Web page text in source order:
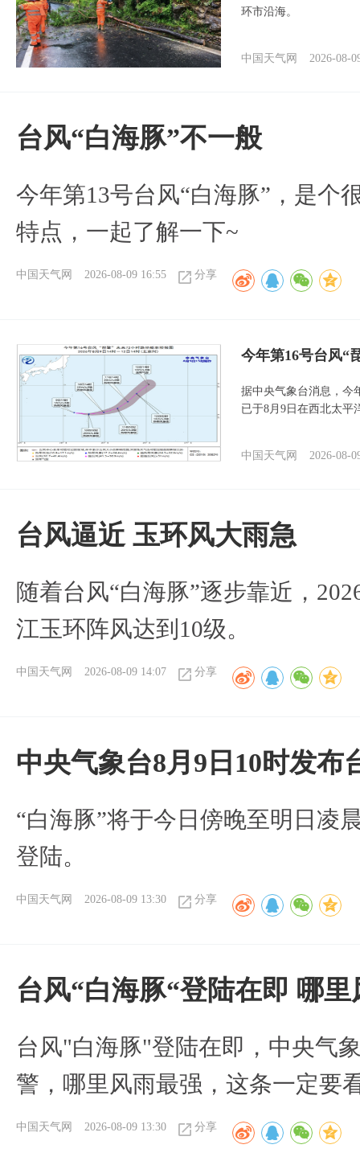
环市沿海。
中国天气网 2026-08-
台风“白海豚”不一般
今年第13号台风“白海豚”，是个
特点，一起了解一下~
中国天气网 2026-08-09 16:55 分享
今年第16号台风“
据中央气象台消息，今
已于8月9日在西北太平
中国天气网 2026-08-
台风逼近 玉环风大雨急
随着台风“白海豚”逐步靠近，
江玉环阵风达到10级。
中国天气网 2026-08-09 14:07 分享
中央气象台8月9日10时发布
“白海豚”将于今日傍晚至明日凌
登陆。
中国天气网 2026-08-09 13:30 分享
台风“白海豚“登陆在即 哪
台风"白海豚"登陆在即，中央气
警，哪里风雨最强，这条一定要
中国天气网 2026-08-09 13:30 分享